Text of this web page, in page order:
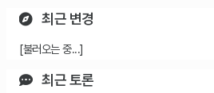
최근 변경
[불러오는 중...]
최근 토론